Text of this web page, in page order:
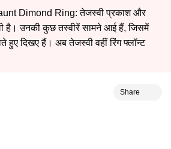
Dimond Ring: तेजस्वी प्रकाश और
है। उनकी कुछ तस्वीरें सामने आई हैं, जिसमें
हुए दिखए हैं। अब तेजस्वी वहीं रिंग फ्लॉन्ट
Share